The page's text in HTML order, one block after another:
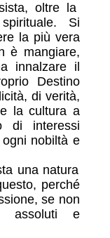
oltre la
Si
la più vera
è mangiare,
innalzare il
Destino
di verità,
la cultura a
di interessi
nobiltà e
una natura
perché
se non
assoluti e